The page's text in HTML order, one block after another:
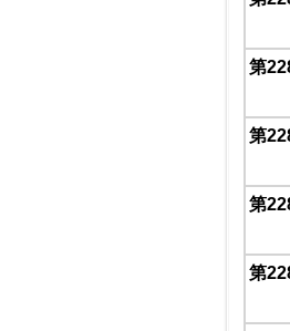
第
第
第
第